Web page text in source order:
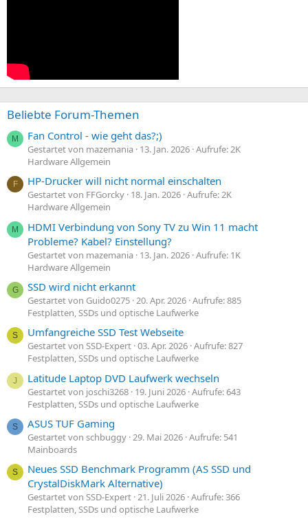
Beliebte Forum-Themen
M Fan Control - wie geht das?;)
Gestartet von mazemania 13. Jan. 2026 Aufrufe: 2K
Hardware Allgemein
F HP-Drucker will nicht normal einschalten
Gestartet von FFGorcky 18. Jan. 2026 Aufrufe: 2K
Hardware Allgemein
M
HDMI Verbindung von Sony TV zu Win 11 macht
Probleme? Kabel? Einstellung?
Gestartet von mazemania 13. Jan. 2026 Aufrufe: 1K
Hardware Allgemein
G SSD wird nicht erkannt
Gestartet von Guido0275 20. Apr. 2026 Aufrufe: 885
Festplatten, SSDs und optische Laufwerke
S Umfangreiche SSD Test Webseite
Gestartet von SSD-Expert 03. Apr. 2026 Aufrufe: 827
Festplatten, SSDs und optische Laufwerke
J Latitude Laptop DVD Laufwerk wechseln
Gestartet von joschi3268 19. Juni 2026 Aufrufe: 643
Festplatten, SSDs und optische Laufwerke
S ASUS TUF Gaming
Gestartet von schbuggy 29. Mai 2026 Aufrufe: 541
Mainboards
S
Neues SSD Benchmark Programm (AS SSD und
CrystalDiskMark Alternative)
Gestartet von SSD-Expert 21. Juli 2026 Aufrufe: 366
Festplatten, SSDs und optische Laufwerke